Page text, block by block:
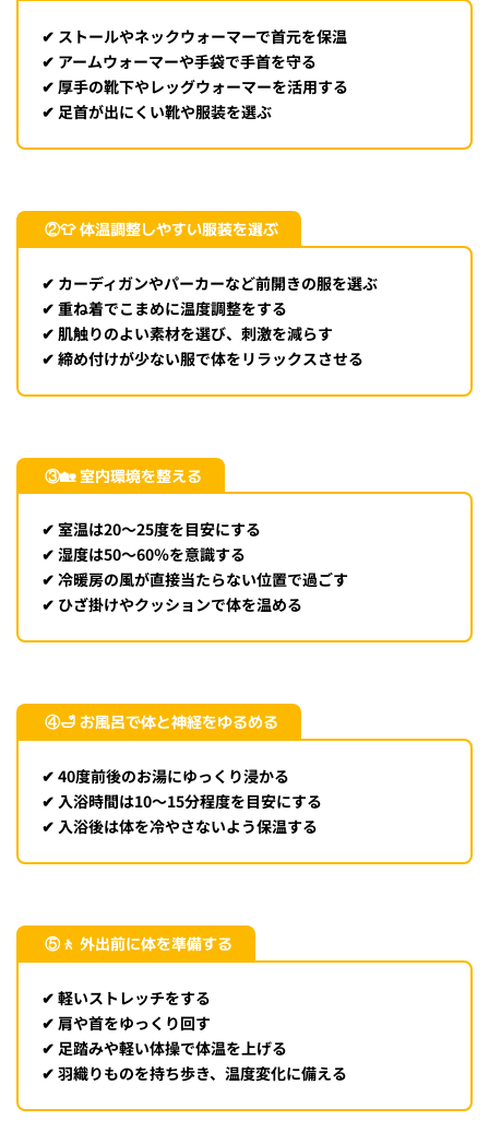
✔ ストールやネックウォーマーで首元を保温
✔ アームウォーマーや手袋で手首を守る
✔ 厚手の靴下やレッグウォーマーを活用する
✔ 足首が出にくい靴や服装を選ぶ
②👕 体温調整しやすい服装を選ぶ
✔ カーディガンやパーカーなど前開きの服を選ぶ
✔ 重ね着でこまめに温度調整をする
✔ 肌触りのよい素材を選び、刺激を減らす
✔ 締め付けが少ない服で体をリラックスさせる
③🏡 室内環境を整える
✔ 室温は20〜25度を目安にする
✔ 湿度は50〜60％を意識する
✔ 冷暖房の風が直接当たらない位置で過ごす
✔ ひざ掛けやクッションで体を温める
④🛁 お風呂で体と神経をゆるめる
✔ 40度前後のお湯にゆっくり浸かる
✔ 入浴時間は10〜15分程度を目安にする
✔ 入浴後は体を冷やさないよう保温する
⑤🚶 外出前に体を準備する
✔ 軽いストレッチをする
✔ 肩や首をゆっくり回す
✔ 足踏みや軽い体操で体温を上げる
✔ 羽織りものを持ち歩き、温度変化に備える